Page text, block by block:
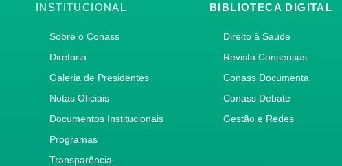
INSTITUCIONAL
Sobre o Conass
Diretoria
Galeria de Presidentes
Notas Oficiais
Documentos Institucionais
Programas
Transparência
BIBLIOTECA DIGITAL
Direito à Saúde
Revista Consensus
Conass Documenta
Conass Debate
Gestão e Redes